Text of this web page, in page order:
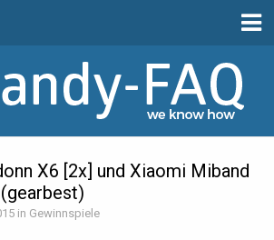
X6 [2x] und Xiaomi Miband
in Gewinnspiele